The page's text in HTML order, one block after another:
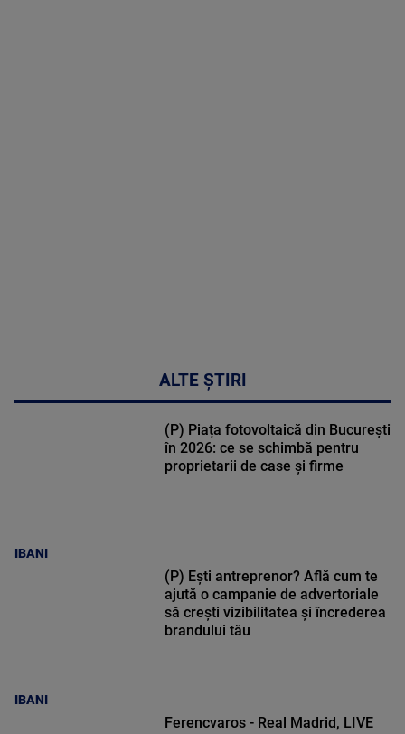
ALTE ȘTIRI
IBANI
(P) Piața fotovoltaică din București
în 2026: ce se schimbă pentru
proprietarii de case și firme
IBANI
(P) Ești antreprenor? Află cum te
ajută o campanie de advertoriale
să crești vizibilitatea și încrederea
brandului tău
Ferencvaros - Real Madrid, LIVE